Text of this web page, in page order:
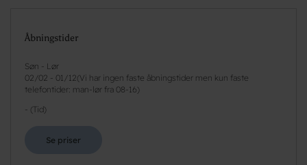
Åbningstider
Søn - Lør
02/02 - 01/12( Vi har ingen faste åbningstider men kun faste
telefontider: man-lør fra 08-16)
- ( Tid)
Se priser